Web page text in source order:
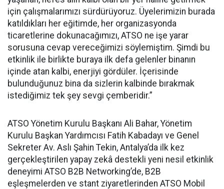
için çalışmalarımızı sürdürüyoruz. Üyelerimizin burada
katıldıkları her eğitimde, her organizasyonda
ticaretlerine dokunacağımızı, ATSO ne işe yarar
sorusuna cevap vereceğimizi söylemiştim. Şimdi bu
etkinlik ile birlikte buraya ilk defa gelenler binanın
içinde atan kalbi, enerjiyi gördüler. İçerisinde
bulunduğunuz bina da sizlerin kalbinde bırakmak
istediğimiz tek şey sevgi çemberidir.”
ATSO Yönetim Kurulu Başkanı Ali Bahar, Yönetim
Kurulu Başkan Yardımcısı Fatih Kabadayı ve Genel
Sekreter Av. Aslı Şahin Tekin, Antalya’da ilk kez
gerçekleştirilen yapay zekâ destekli yeni nesil etkinlik
deneyimi ATSO B2B Networking’de, B2B
eşleşmelerden ve stant ziyaretlerinden ATSO Mobil